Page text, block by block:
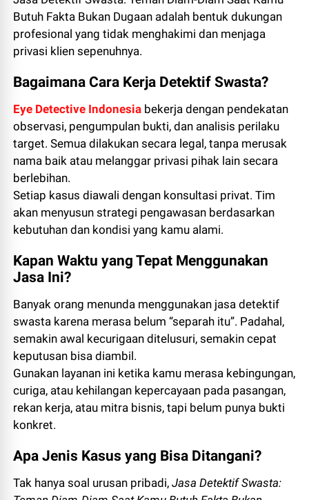
Butuh Fakta Bukan Dugaan adalah bentuk dukungan
profesional yang tidak menghakimi dan menjaga
privasi klien sepenuhnya.
Bagaimana Cara Kerja Detektif Swasta?
Eye Detective Indonesia bekerja dengan pendekatan
observasi, pengumpulan bukti, dan analisis perilaku
target. Semua dilakukan secara legal, tanpa merusak
nama baik atau melanggar privasi pihak lain secara
berlebihan.
Setiap kasus diawali dengan konsultasi privat. Tim
akan menyusun strategi pengawasan berdasarkan
kebutuhan dan kondisi yang kamu alami.
Kapan Waktu yang Tepat Menggunakan
Jasa Ini?
Banyak orang menunda menggunakan jasa detektif
swasta karena merasa belum “separah itu”. Padahal,
semakin awal kecurigaan ditelusuri, semakin cepat
keputusan bisa diambil.
Gunakan layanan ini ketika kamu merasa kebingungan,
curiga, atau kehilangan kepercayaan pada pasangan,
rekan kerja, atau mitra bisnis, tapi belum punya bukti
konkret.
Apa Jenis Kasus yang Bisa Ditangani?
Tak hanya soal urusan pribadi,Jasa Detektif Swasta: